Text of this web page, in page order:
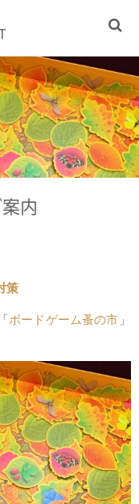
内
策
ボードゲーム蚤の市 」